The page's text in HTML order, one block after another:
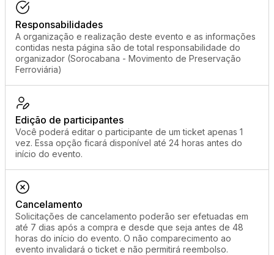
Responsabilidades
A organização e realização deste evento e as informações
contidas nesta página são de total responsabilidade do
organizador (Sorocabana - Movimento de Preservação
Ferroviária)
Edição de participantes
Você poderá editar o participante de um ticket apenas 1
vez. Essa opção ficará disponível até 24 horas antes do
início do evento.
Cancelamento
Solicitações de cancelamento poderão ser efetuadas em
até 7 dias após a compra e desde que seja antes de 48
horas do início do evento. O não comparecimento ao
evento invalidará o ticket e não permitirá reembolso.